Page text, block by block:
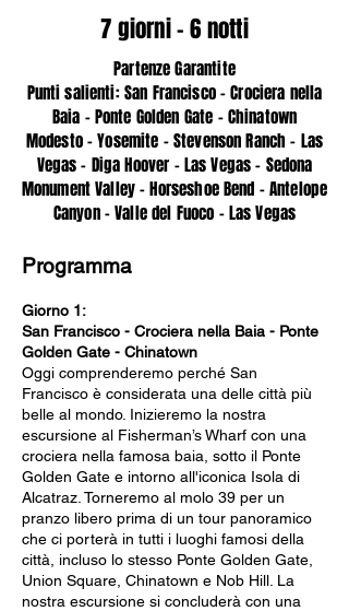
7 giorni - 6 notti
Partenze Garantite
Punti salienti: San Francisco - Crociera nella
Baia - Ponte Golden Gate - Chinatown
Modesto - Yosemite - Stevenson Ranch - Las
Vegas - Diga Hoover - Las Vegas - Sedona
Monument Valley - Horseshoe Bend - Antelope
Canyon - Valle del Fuoco - Las Vegas
Programma
Giorno 1:
San Francisco - Crociera nella Baia - Ponte
Golden Gate - Chinatown
Oggi comprenderemo perché San
Francisco è considerata una delle città più
belle al mondo. Inizieremo la nostra
escursione al Fisherman’s Wharf con una
crociera nella famosa baia, sotto il Ponte
Golden Gate e intorno all'iconica Isola di
Alcatraz. Torneremo al molo 39 per un
pranzo libero prima di un tour panoramico
che ci porterà in tutti i luoghi famosi della
città, incluso lo stesso Ponte Golden Gate,
Union Square, Chinatown e Nob Hill. La
nostra escursione si concluderà con una